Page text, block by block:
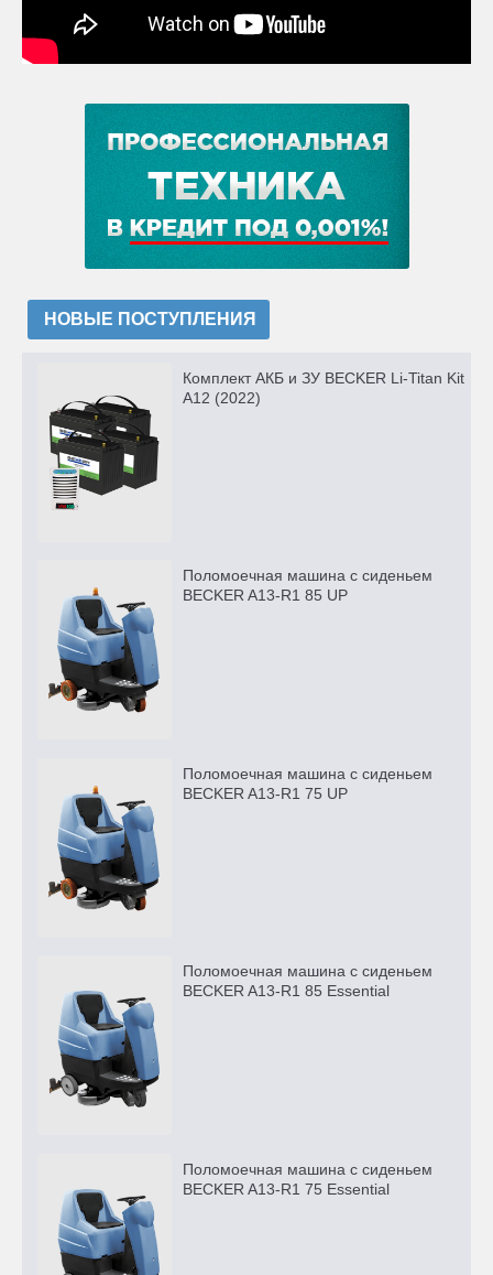
НОВЫЕ ПОСТУПЛЕНИЯ
Комплект АКБ и ЗУ BECKER Li-Titan Kit
A12 (2022)
Поломоечная машина с сиденьем
BECKER A13-R1 85 UP
Поломоечная машина с сиденьем
BECKER A13-R1 75 UP
Поломоечная машина с сиденьем
BECKER A13-R1 85 Essential
Поломоечная машина с сиденьем
BECKER A13-R1 75 Essential